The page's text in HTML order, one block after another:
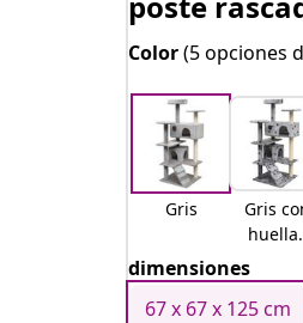
Color(5 opciones
Gris
Gris
de patas
dimensiones
67 x 67 x 125 cm